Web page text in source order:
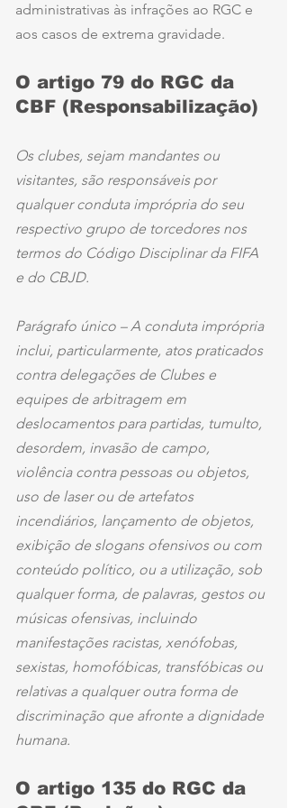
administrativas às infrações ao RGC e
aos casos de extrema gravidade.
O artigo 79 do RGC da
CBF (Responsabilização)
Os clubes, sejam mandantes ou
visitantes, são responsáveis por
qualquer conduta imprópria do seu
respectivo grupo de torcedores nos
termos do Código Disciplinar da FIFA
e do CBJD.
Parágrafo único – A conduta imprópria
inclui, particularmente, atos praticados
contra delegações de Clubes e
equipes de arbitragem em
deslocamentos para partidas, tumulto,
desordem, invasão de campo,
violência contra pessoas ou objetos,
uso de laser ou de artefatos
incendiários, lançamento de objetos,
exibição de slogans ofensivos ou com
conteúdo político, ou a utilização, sob
qualquer forma, de palavras, gestos ou
músicas ofensivas, incluindo
manifestações racistas, xenófobas,
sexistas, homofóbicas, transfóbicas ou
relativas a qualquer outra forma de
discriminação que afronte a dignidade
humana.
O artigo 135 do RGC da